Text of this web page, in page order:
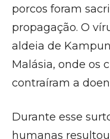
porcos foram
propagação. O
aldeia de
Malásia, onde os
contraíram a
Durante esse
humanas